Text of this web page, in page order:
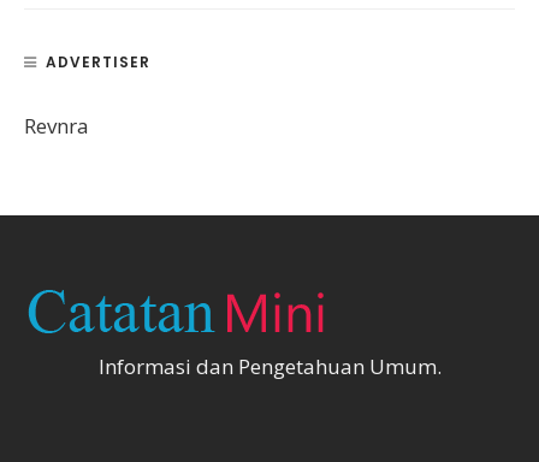
ADVERTISER
Revnra
Informasi dan Pengetahuan Umum.